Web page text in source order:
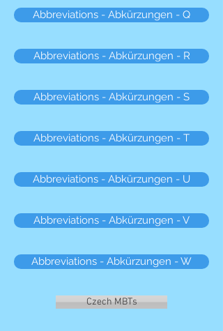
Abbreviations - Abkürzungen - Q
Abbreviations - Abkürzungen - R
Abbreviations - Abkürzungen - S
Abbreviations - Abkürzungen - T
Abbreviations - Abkürzungen - U
Abbreviations - Abkürzungen - V
Abbreviations - Abkürzungen - W
Czech MBTs